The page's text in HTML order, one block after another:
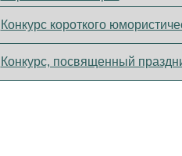
Конкурс короткого
Конкурс, посвященный